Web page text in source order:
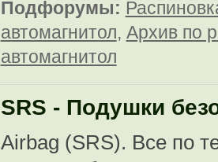
Подфорумы:
автомагнитол, Архив по
автомагнитол
SRS - Подушки
Airbag (SRS). Все по